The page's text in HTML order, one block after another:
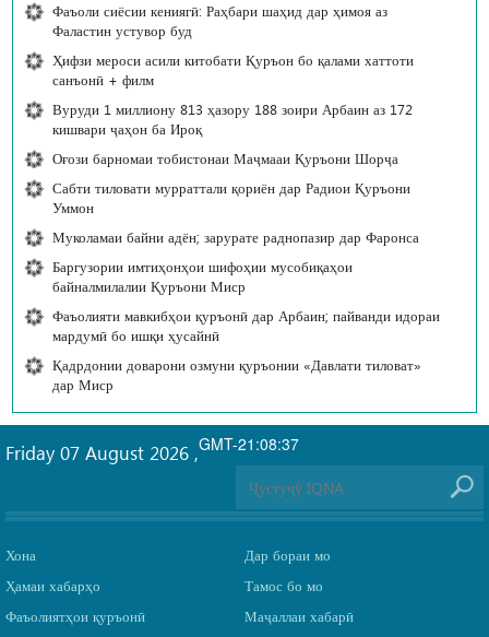
Фаъоли сиёсии кениягӣ: Раҳбари шаҳид дар ҳимоя аз
Фаластин устувор буд
Ҳифзи мероси асили китобати Қуръон бо қалами хаттоти
санъонӣ + филм
Вуруди 1 миллиону 813 ҳазору 188 зоири Арбаин аз 172
кишвари ҷаҳон ба Ироқ
Оғози барномаи тобистонаи Маҷмааи Қуръони Шорҷа
Сабти тиловати мурраттали қориён дар Радиои Қуръони
Уммон
Муколамаи байни адён; зарурате раднопазир дар Фаронса
Баргузории имтиҳонҳои шифоҳии мусобиқаҳои
байналмилалии Қуръони Миср
Фаъолияти мавкибҳои қуръонӣ дар Арбаин; пайванди идораи
мардумӣ бо ишқи ҳусайнӣ
Қадрдонии доварони озмуни қуръонии «Давлати тиловат»
дар Миср
GMT-21:08:37
Friday 07 August 2026 ,
Хона
Ҳамаи хабарҳо
Фаъолиятҳои қуръонӣ
Дар бораи мо
Тамос бо мо
Маҷаллаи хабарӣ